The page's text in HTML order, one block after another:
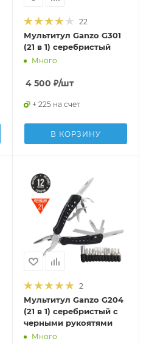
22
Мультитул Ganzo G301
(21 в 1) серебристый
Много
4 500 ₽/шт
+ 225 на счет
В КОРЗИНУ
2
Мультитул Ganzo G204
(21 в 1) серебристый с
черными рукоятями
Много